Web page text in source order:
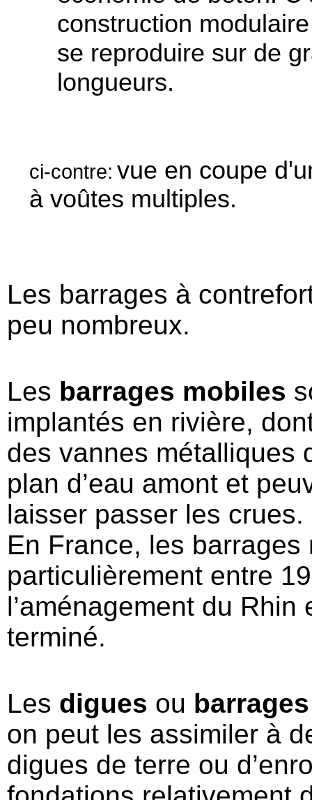
construction
se reproduire sur de
longueurs.
ci-contre: vue en coupe
à voûtes multiples.
Les barrages à
peu nombreux.
Les barrages mobiles
implantés en rivière,
des vannes métalliques
plan d’eau amont et
laisser passer les crues.
En France, les
particulièrement entre
l’aménagement du Rhin
terminé.
Les digues ou
on peut les assimiler à
digues de terre ou